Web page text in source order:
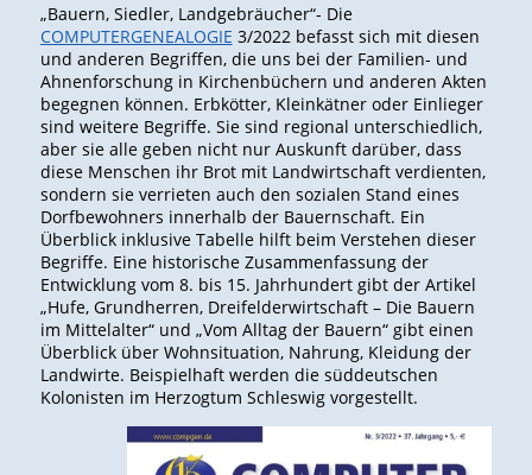
„Bauern, Siedler, Landgebräucher“- Die
COMPUTERGENEALOGIE 3/2022 befasst sich mit diesen
und anderen Begriffen, die uns bei der Familien- und
Ahnenforschung in Kirchenbüchern und anderen Akten
begegnen können. Erbkötter, Kleinkätner oder Einlieger
sind weitere Begriffe. Sie sind regional unterschiedlich,
aber sie alle geben nicht nur Auskunft darüber, dass
diese Menschen ihr Brot mit Landwirtschaft verdienten,
sondern sie verrieten auch den sozialen Stand eines
Dorfbewohners innerhalb der Bauernschaft. Ein
Überblick inklusive Tabelle hilft beim Verstehen dieser
Begriffe. Eine historische Zusammenfassung der
Entwicklung vom 8. bis 15. Jahrhundert gibt der Artikel
„Hufe, Grundherren, Dreifelderwirtschaft – Die Bauern
im Mittelalter“ und „Vom Alltag der Bauern“ gibt einen
Überblick über Wohnsituation, Nahrung, Kleidung der
Landwirte. Beispielhaft werden die süddeutschen
Kolonisten im Herzogtum Schleswig vorgestellt.